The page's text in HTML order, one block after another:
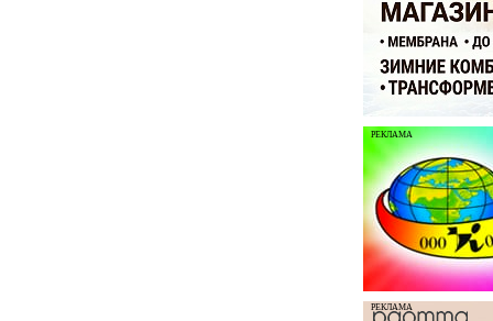
РЕКЛАМА
РЕКЛАМА